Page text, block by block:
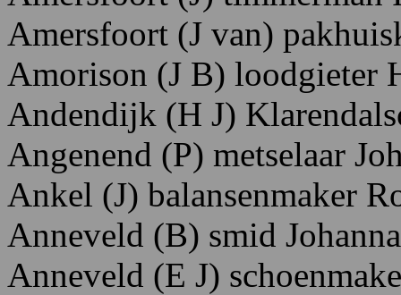
Amersfoort (J van)
Amorison (J B) loodgieter
Andendijk (H J)
Angenend (P) metselaar
Ankel (J) balansenmaker
Anneveld (B) smid
Anneveld (E J)